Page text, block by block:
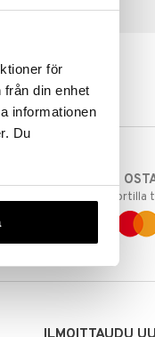
för
din enhet
informationen
Du
TURVALLINEN
laskulla,